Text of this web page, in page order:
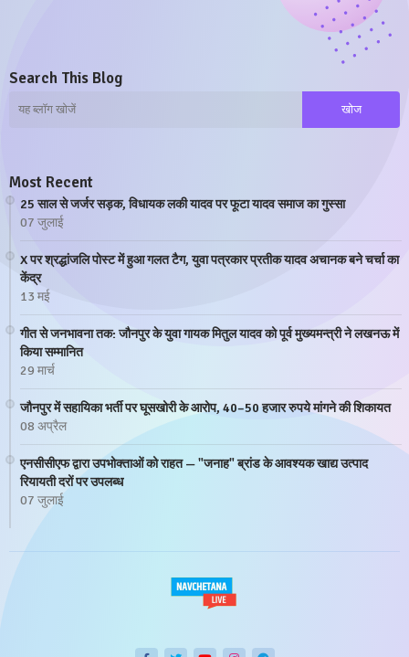
Search This Blog
Most Recent
25 साल से जर्जर सड़क, विधायक लकी यादव पर फूटा यादव समाज का गुस्सा
07 जुलाई
X पर श्रद्धांजलि पोस्ट में हुआ गलत टैग, युवा पत्रकार प्रतीक यादव अचानक बने चर्चा का
केंद्र
13 मई
गीत से जनभावना तक: जौनपुर के युवा गायक मितुल यादव को पूर्व मुख्यमन्त्री ने लखनऊ में
किया सम्मानित
29 मार्च
जौनपुर में सहायिका भर्ती पर घूसखोरी के आरोप, 40–50 हजार रुपये मांगने की शिकायत
08 अप्रैल
एनसीसीएफ द्वारा उपभोक्ताओं को राहत — "जनाह" ब्रांड के आवश्यक खाद्य उत्पाद
रियायती दरों पर उपलब्ध
07 जुलाई